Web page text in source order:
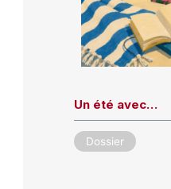
Un été avec…
Dossier